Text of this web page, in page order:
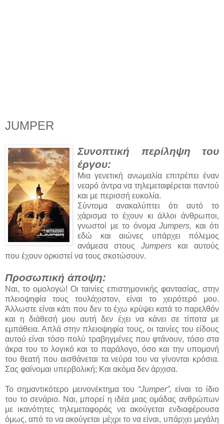
JUMPER
Συνοπτική περίληψη του
έργου:
Μια γενετική ανωμαλία επιτρέπει έναν
νεαρό άντρα να τηλεμεταφέρεται παντού
και με περισσή ευκολία.
Σύντομα ανακαλύπτει ότι αυτό το
χάρισμα το έχουν κι άλλοι άνθρωποι,
γνωστοί με το όνομα Jumpers, και ότι
εδώ και αιώνες υπάρχει πόλεμος
ανάμεσα στους Jumpers και αυτούς
που έχουν ορκιστεί να τους σκοτώσουν.
Προσωπική άποψη:
Ναι, το ομολογώ! Οι ταινίες επιστημονικής φαντασίας, στην
πλειοψηφία τους τουλάχιστον, είναι το χειρότερό μου.
Άλλωστε είναι κάτι που δεν το έχω κρύψει κατά το παρελθόν
και η διάθεσή μου αυτή δεν έχει να κάνει σε τίποτα με
εμπάθεια. Απλά στην πλειοψηφία τους, οι ταινίες του είδους
αυτού είναι τόσο πολύ τραβηγμένες που φτάνουν, τόσο στα
άκρα του το λογικό και το παράλογο, όσο και την υπομονή
του θεατή που αισθάνεται τα νεύρα του να γίνονται κρόσια.
Σας φαίνομαι υπερβολική; Και ακόμα δεν άρχισα.
Το σημαντικότερο μεινονέκτημα του “Jumper”, είναι το ίδιο
του το σενάριο. Ναι, μπορεί η ιδέα μιας ομάδας ανθρώπων
με ικανότητες τηλεμεταφοράς να ακούγεται ενδιαφέρουσα
όμως, από το να ακούγεται μέχρι το να είναι, υπάρχει μεγάλη